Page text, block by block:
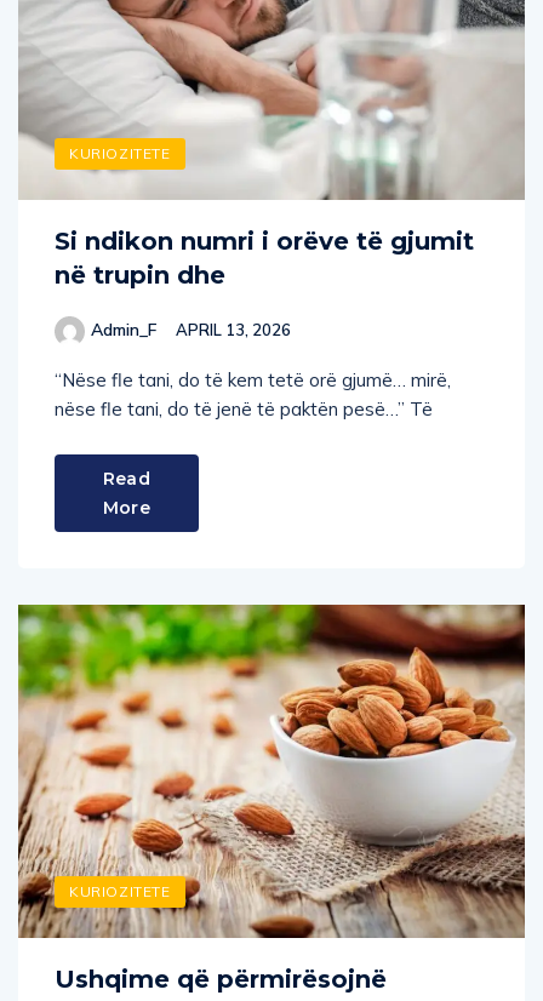
KURIOZITETE
Si ndikon numri i orëve të gjumit
në trupin dhe
Admin_F APRIL 13, 2026
“Nëse fle tani, do të kem tetë orë gjumë… mirë,
nëse fle tani, do të jenë të paktën pesë…” Të
Read
More
KURIOZITETE
Ushqime që përmirësojnë